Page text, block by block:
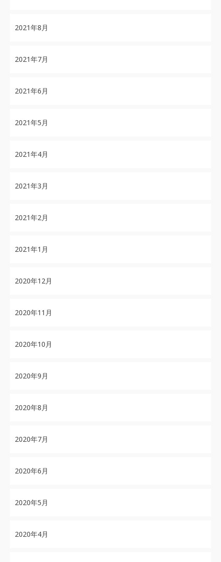
2021年8月
2021年7月
2021年6月
2021年5月
2021年4月
2021年3月
2021年2月
2021年1月
2020年12月
2020年11月
2020年10月
2020年9月
2020年8月
2020年7月
2020年6月
2020年5月
2020年4月